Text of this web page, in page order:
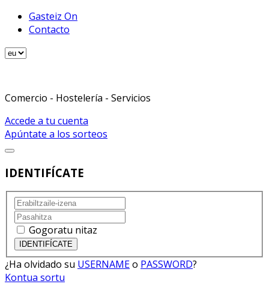
Gasteiz On
Contacto
Comercio - Hostelería - Servicios
Accede a tu cuenta
Apúntate a los sorteos
IDENTIFÍCATE
Gogoratu nitaz
¿Ha olvidado su USERNAMEo PASSWORD?
Kontua sortu